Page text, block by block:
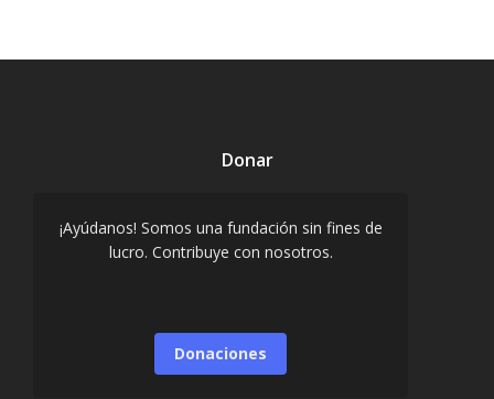
Donar
¡Ayúdanos! Somos una fundación sin fines de
lucro. Contribuye con nosotros.
Donaciones